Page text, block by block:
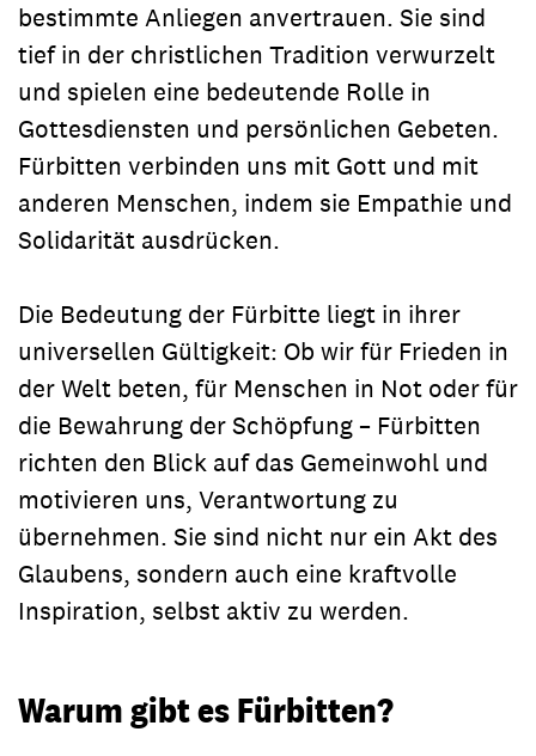
bestimmte Anliegen anvertrauen. Sie sind
tief in der christlichen Tradition verwurzelt
und spielen eine bedeutende Rolle in
Gottesdiensten und persönlichen Gebeten.
Fürbitten verbinden uns mit Gott und mit
anderen Menschen, indem sie Empathie und
Solidarität ausdrücken.
Die Bedeutung der Fürbitte liegt in ihrer
universellen Gültigkeit: Ob wir für Frieden in
der Welt beten, für Menschen in Not oder für
die Bewahrung der Schöpfung – Fürbitten
richten den Blick auf das Gemeinwohl und
motivieren uns, Verantwortung zu
übernehmen. Sie sind nicht nur ein Akt des
Glaubens, sondern auch eine kraftvolle
Inspiration, selbst aktiv zu werden.
Warum gibt es Fürbitten?